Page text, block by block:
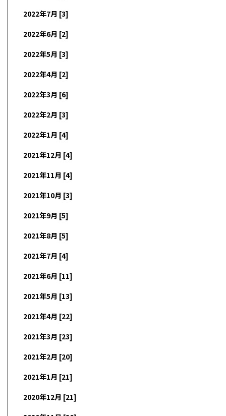
2022年7月 [3]
2022年6月 [2]
2022年5月 [3]
2022年4月 [2]
2022年3月 [6]
2022年2月 [3]
2022年1月 [4]
2021年12月 [4]
2021年11月 [4]
2021年10月 [3]
2021年9月 [5]
2021年8月 [5]
2021年7月 [4]
2021年6月 [11]
2021年5月 [13]
2021年4月 [22]
2021年3月 [23]
2021年2月 [20]
2021年1月 [21]
2020年12月 [21]